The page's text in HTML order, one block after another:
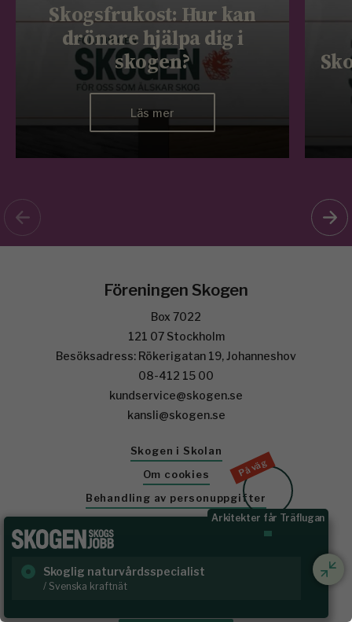
Skogsfrukost: Hur kan
drönare hjälpa dig i
skogen?
Läs mer
På väg
Arkitekter får Träflugan
Skoglig naturvårdsspecialist
/ Svenska kraftnät
Föreningen Skogen
Box 7022
121 07 Stockholm
Besöksadress: Rökerigatan 19, Johanneshov
08-412 15 00
kundservice@skogen.se
kansli@skogen.se
Skogen i Skolan
Om cookies
Behandling av personuppgifter